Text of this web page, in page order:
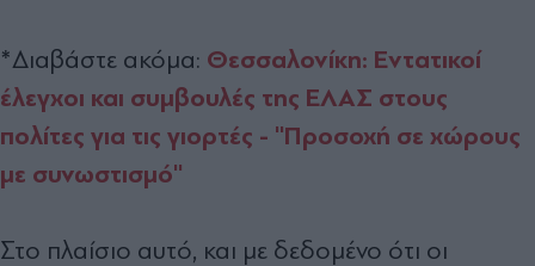
*Διαβάστε ακόμα: Θεσσαλονίκη: Εντατικοί
έλεγχοι και συμβουλές της ΕΛΑΣ στους
πολίτες για τις γιορτές - ''Προσοχή σε χώρους
με συνωστισμό''
Στο πλαίσιο αυτό, και με δεδομένο ότι οι